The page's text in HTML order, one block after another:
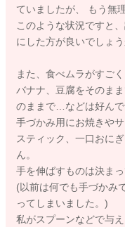
ていましたが、 もう無
このような状況ですと
にした方が良いでしょう
また、食べムラがすご
バナナ、豆腐をそのま
のままで…などは好んで
手づかみ用にお焼きや
スティック、一口おに
ん。
手を伸ばすものは決ま
(以前は何でも手づかみ
ってしまいました。)
私がスプーンなどで与